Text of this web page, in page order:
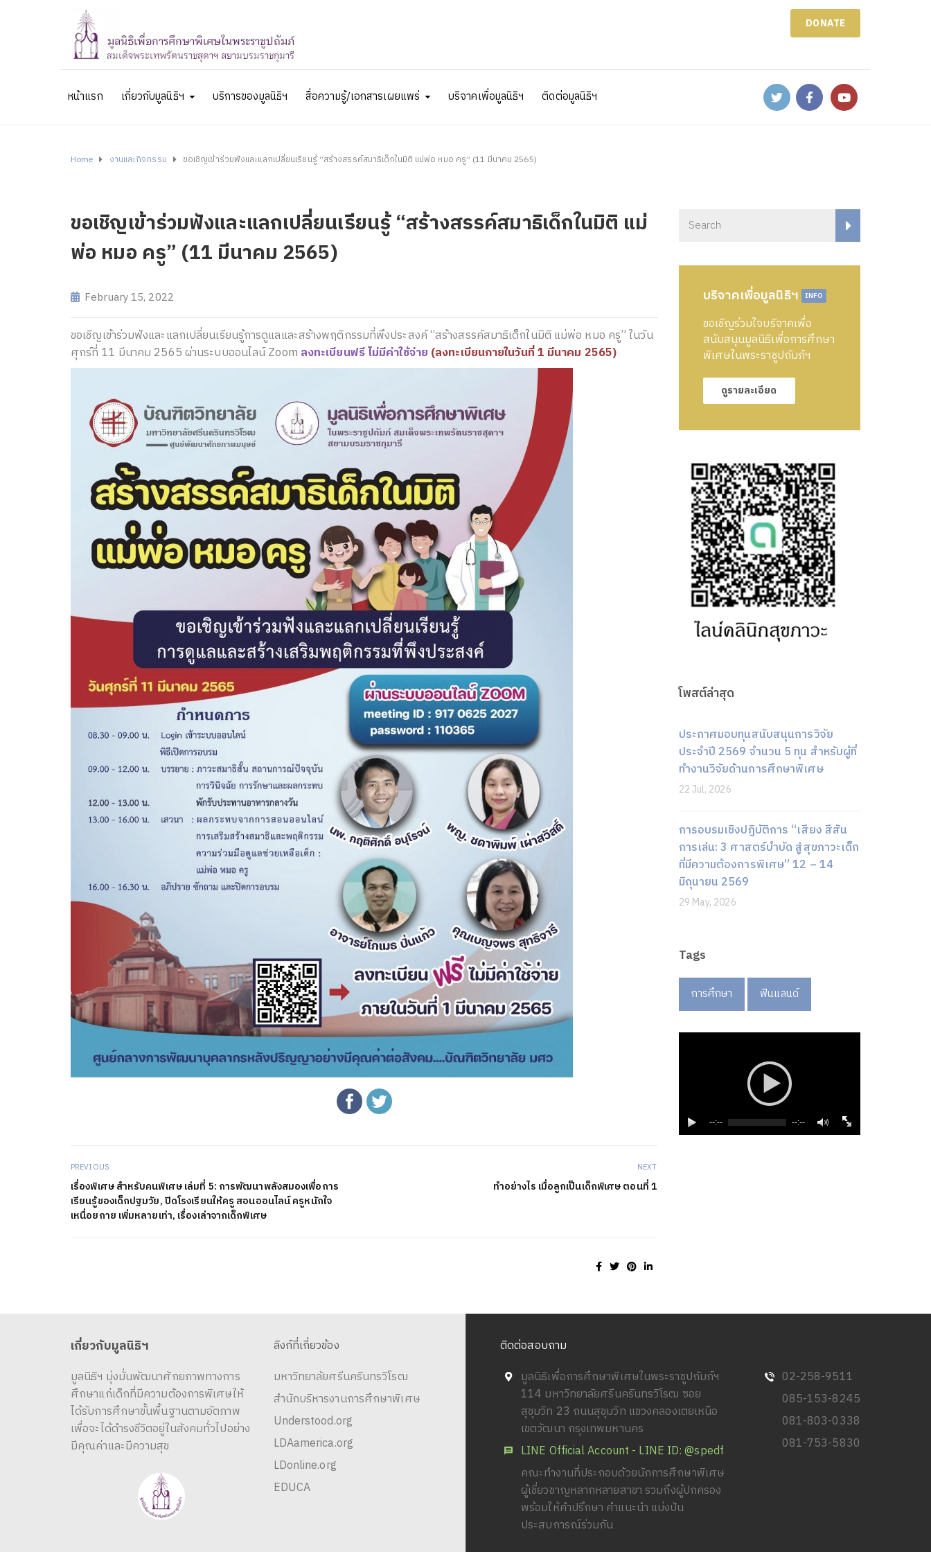
DONATE
หน้าแรก เกี่ยวกับมูลนิธิฯ บริการของมูลนิธิฯ สื่อความรู้/เอกสารเผยแพร่ บริจาคเพื่อมูลนิธิฯ ติดต่อมูลนิธิฯ
Home งานและกิจกรรม ขอเชิญเข้าร่วมฟังและแลกเปลี่ยนเรียนรู้ “สร้างสรรค์สมาธิเด็กในมิติ แม่พ่อ หมอ ครู” (11 มีนาคม 2565)
ขอเชิญเข้าร่วมฟังและแลกเปลี่ยนเรียนรู้ “สร้างสรรค์สมาธิเด็กในมิติ แม่
พ่อ หมอ ครู” (11 มีนาคม 2565)
February 15, 2022
ขอเชิญเข้าร่วมฟังและแลกเปลี่ยนเรียนรู้การดูแลและสร้างพฤติกรรมที่พึงประสงค์ “สร้างสรรค์สมาธิเด็กในมิติ แม่พ่อ หมอ ครู” ในวัน
ศุกร์ที่ 11 มีนาคม 2565 ผ่านระบบออนไลน์ Zoom ลงทะเบียนฟรี ไม่มีค่าใช้จ่าย (ลงทะเบียนภายในวันที่ 1 มีนาคม 2565)
PREVIOUS
เรื่องพิเศษ สำหรับคนพิเศษ เล่มที่ 5: การพัฒนาพลังสมองเพื่อการ
เรียนรู้ของเด็กปฐมวัย, ปิดโรงเรียนให้ครู สอนออนไลน์ ครูหนักใจ
เหนื่อยกาย เพิ่มหลายเท่า, เรื่องเล่าจากเด็กพิเศษ
NEXT
ทำอย่างไร เมื่อลูกเป็นเด็กพิเศษ ตอนที่ 1
บริจาคเพื่อมูลนิธิฯ INFO
ขอเชิญร่วมใจบริจาคเพื่อ
สนับสนุนมูลนิธิเพื่อการศึกษา
พิเศษในพระราชูปถัมภ์ฯ
ดูรายละเอียด
โพสต์ล่าสุด
ประกาศมอบทุนสนับสนุนการวิจัย
ประจำปี 2569 จำนวน 5 ทุน สำหรับผู้ที่
ทำงานวิจัยด้านการศึกษาพิเศษ
22 Jul, 2026
การอบรมเชิงปฏิบัติการ “เสียง สีสัน
การเล่น: 3 ศาสตร์บำบัด สู่สุขภาวะเด็ก
ที่มีความต้องการพิเศษ” 12 – 14
มิถุนายน 2569
29 May, 2026
Tags
การศึกษา ฟินแลนด์
--:-- --:--
เกี่ยวกับมูลนิธิฯ
มูลนิธิฯ มุ่งมั่นพัฒนาศักยภาพทางการ
ศึกษาแก่เด็กที่มีความต้องการพิเศษให้
ได้รับการศึกษาขั้นพื้นฐานตามอัตภาพ
เพื่อจะได้ดำรงชีวิตอยู่ในสังคมทั่วไปอย่าง
มีคุณค่าและมีความสุข
ลิงก์ที่เกี่ยวข้อง
มหาวิทยาลัยศรีนครินทรวิโรฒ
สำนักบริหารงานการศึกษาพิเศษ
Understood.org
LDAamerica.org
LDonline.org
EDUCA
ติดต่อสอบถาม
มูลนิธิเพื่อการศึกษาพิเศษในพระราชูปถัมภ์ฯ
114 มหาวิทยาลัยศรีนครินทรวิโรฒ ซอย
สุขุมวิท 23 ถนนสุขุมวิท แขวงคลองเตยเหนือ
เขตวัฒนา กรุงเทพมหานคร
LINE Official Account - LINE ID: @spedf
คณะทำงานที่ประกอบด้วยนักการศึกษาพิเศษ
ผู้เชี่ยวชาญหลากหลายสาขา รวมถึงผู้ปกครอง
พร้อมให้คำปรึกษา คำแนะนำ แบ่งปัน
ประสบการณ์ร่วมกัน
02-258-9511
085-153-8245
081-803-0338
081-753-5830